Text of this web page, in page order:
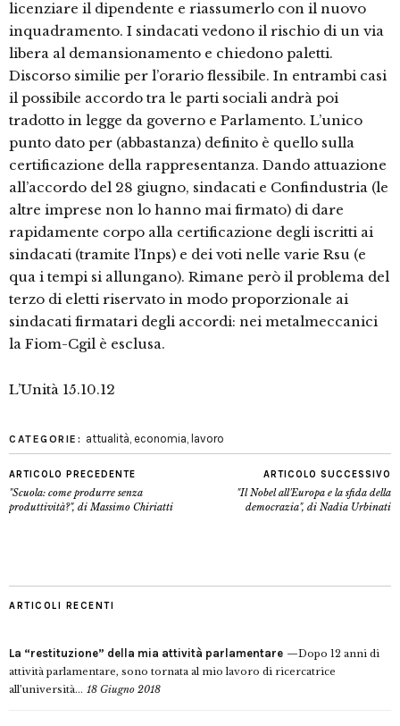
licenziare il dipendente e riassumerlo con il nuovo
inquadramento. I sindacati vedono il rischio di un via
libera al demansionamento e chiedono paletti.
Discorso similie per l’orario flessibile. In entrambi casi
il possibile accordo tra le parti sociali andrà poi
tradotto in legge da governo e Parlamento. L’unico
punto dato per (abbastanza) definito è quello sulla
certificazione della rappresentanza. Dando attuazione
all’accordo del 28 giugno, sindacati e Confindustria (le
altre imprese non lo hanno mai firmato) di dare
rapidamente corpo alla certificazione degli iscritti ai
sindacati (tramite l’Inps) e dei voti nelle varie Rsu (e
qua i tempi si allungano). Rimane però il problema del
terzo di eletti riservato in modo proporzionale ai
sindacati firmatari degli accordi: nei metalmeccanici
la Fiom-Cgil è esclusa.
L’Unità 15.10.12
CATEGORIE: attualità, economia, lavoro
ARTICOLO PRECEDENTE
"Scuola: come produrre senza
produttività?", di Massimo Chiriatti
ARTICOLO SUCCESSIVO
"Il Nobel all'Europa e la sfida della
democrazia", di Nadia Urbinati
ARTICOLI RECENTI
La “restituzione” della mia attività parlamentare
Dopo 12 anni di
attività parlamentare, sono tornata al mio lavoro di ricercatrice
all’università... 18 Giugno 2018